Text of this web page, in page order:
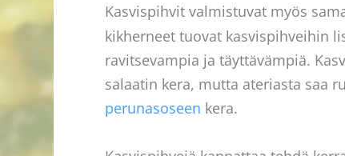
Kasvispihvit valmistuvat myös
kikherneet tuovat kasvispihveihin
ravitsevampia ja täyttävämpiä.
salaatin kera, mutta ateriasta saa
perunasoseen kera.